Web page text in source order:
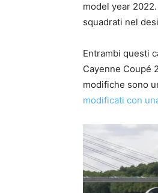
model year
squadrati nel
Entrambi questi
Cayenne Coupé
modifiche sono
modificati con